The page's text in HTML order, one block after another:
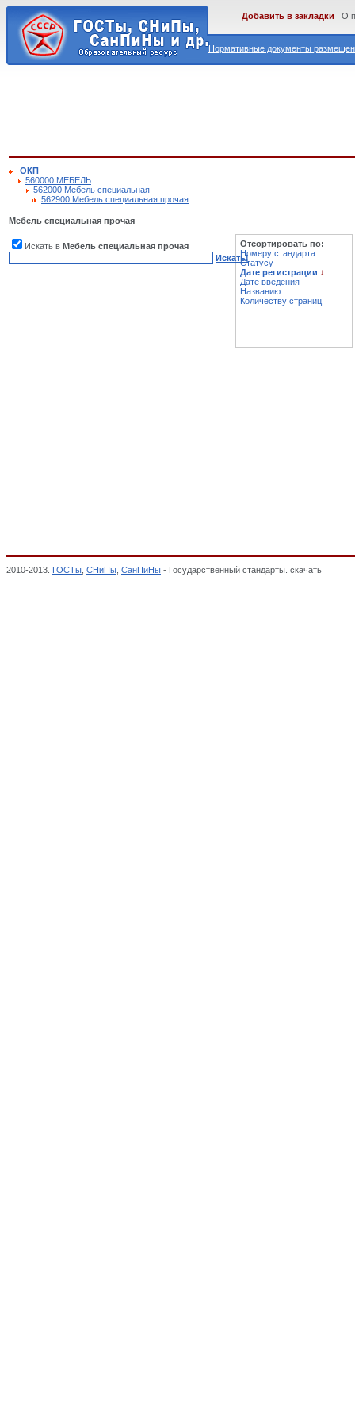
Нормативные документы
Добавить в закладки О
ОКП
560000 МЕБЕЛЬ
562000 Мебель специальная
562900 Мебель специальная прочая
Мебель специальная прочая
Искать в Мебель специальная прочая
Искать!
Отсортировать по:
Номеру стандарта
Статусу
Дате регистрации ↓
Дате введения
Названию
Количеству страниц
2010-2013. ГОСТы СНиПы СанПиНы - Государственный стандарты. скачать